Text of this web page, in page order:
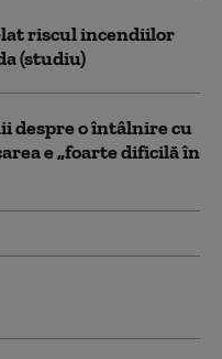
riscul incendiilor
(studiu)
despre o întâlnire cu
e „foarte dificilă în